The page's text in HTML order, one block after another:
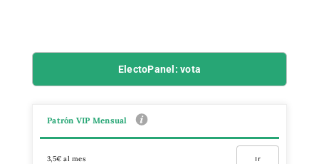
ElectoPanel: vota
Patrón VIP Mensual
3,5€ al mes Ir